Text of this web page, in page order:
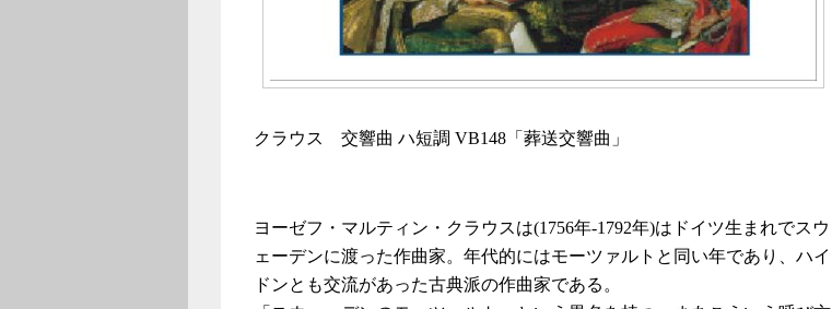
クラウス 交響曲 ハ短調 VB148「葬送交響曲」
ヨーゼフ・マルティン・クラウスは(1756年-1792年)はドイツ生まれでスウ
ェーデンに渡った作曲家。年代的にはモーツァルトと同い年であり、ハイ
ドンとも交流があった古典派の作曲家である。